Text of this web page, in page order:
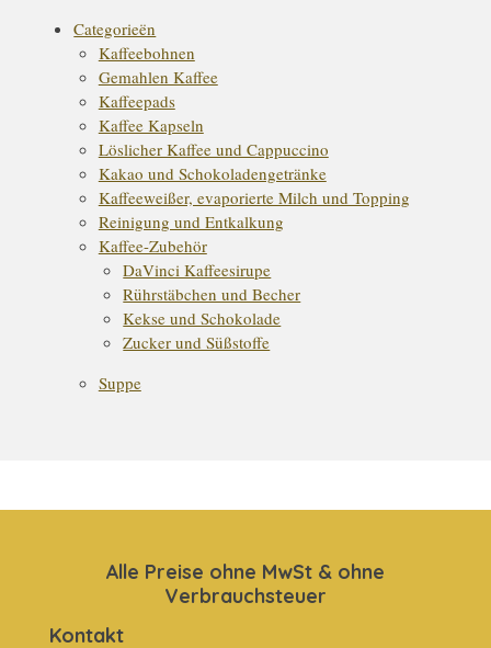
Categorieën
Kaffeebohnen
Gemahlen Kaffee
Kaffeepads
Kaffee Kapseln
Löslicher Kaffee und Cappuccino
Kakao und Schokoladengetränke
Kaffeeweißer, evaporierte Milch und Topping
Reinigung und Entkalkung
Kaffee-Zubehör
DaVinci Kaffeesirupe
Rührstäbchen und Becher
Kekse und Schokolade
Zucker und Süßstoffe
Suppe
Alle Preise ohne MwSt & ohne
Verbrauchsteuer
Kontakt